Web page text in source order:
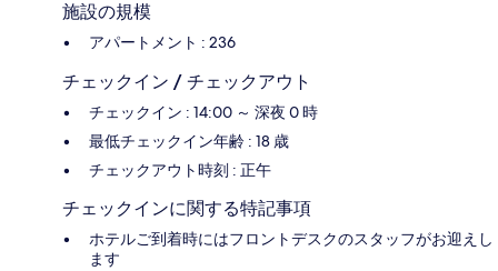
施設の規模
アパートメント : 236
チェックイン / チェックアウト
チェックイン : 14:00 ～ 深夜 0 時
最低チェックイン年齢 : 18 歳
チェックアウト時刻 : 正午
チェックインに関する特記事項
ホテルご到着時にはフロントデスクのスタッフがお迎えし
ます